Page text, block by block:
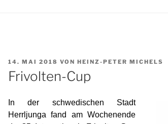
VERÖFFENTLICHT
AM
14. MAI 2018 VON HEINZ-PETER MICHELS
Frivolten-Cup
In der schwedischen Stadt
Herrljunga fand am Wochenende